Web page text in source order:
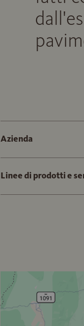
Azienda
Linee di prodotti e